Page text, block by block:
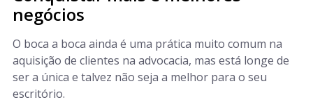
negócios
O boca a boca ainda é uma prática muito comum na
aquisição de clientes na advocacia, mas está longe de
ser a única e talvez não seja a melhor para o seu
escritório.